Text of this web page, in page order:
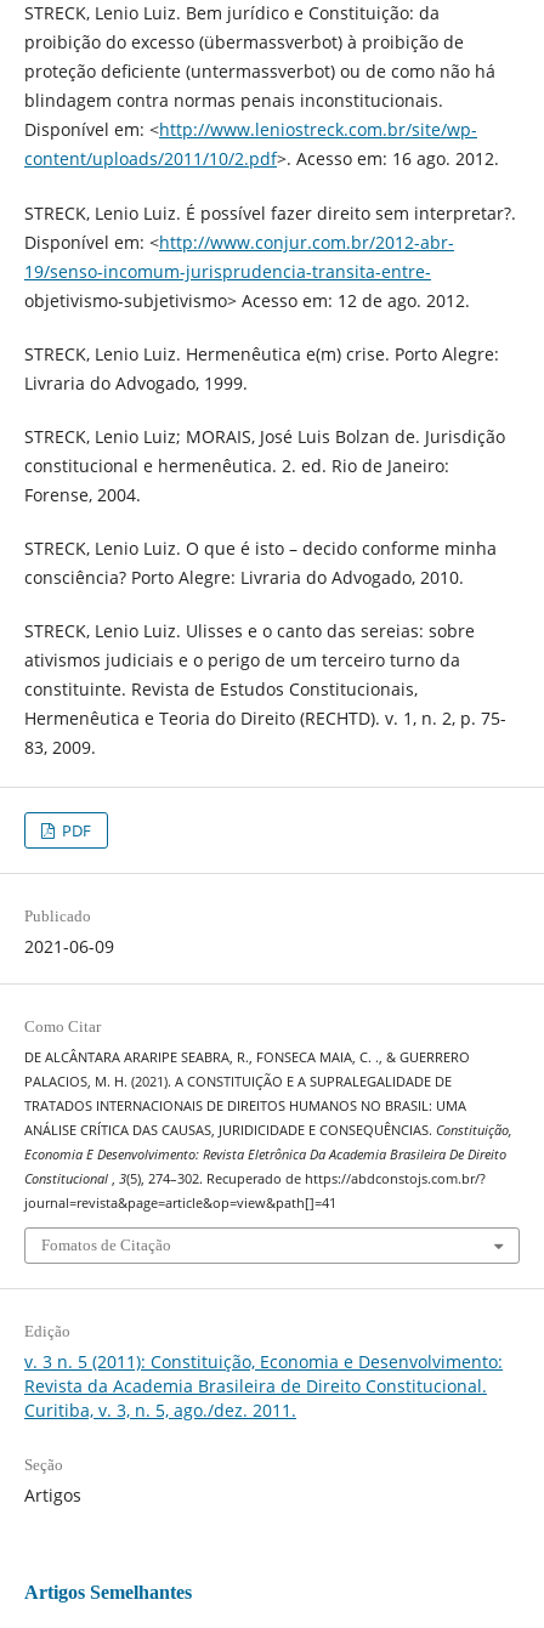
STRECK, Lenio Luiz. Bem jurídico e Constituição: da
proibição do excesso (übermassverbot) à proibição de
proteção deficiente (untermassverbot) ou de como não há
blindagem contra normas penais inconstitucionais.
Disponível em: <http://www.leniostreck.com.br/site/wp-
content/uploads/2011/10/2.pdf>. Acesso em: 16 ago. 2012.
STRECK, Lenio Luiz. É possível fazer direito sem interpretar?.
Disponível em: <http://www.conjur.com.br/2012-abr-
19/senso-incomum-jurisprudencia-transita-entre-
objetivismo-subjetivismo> Acesso em: 12 de ago. 2012.
STRECK, Lenio Luiz. Hermenêutica e(m) crise. Porto Alegre:
Livraria do Advogado, 1999.
STRECK, Lenio Luiz; MORAIS, José Luis Bolzan de. Jurisdição
constitucional e hermenêutica. 2. ed. Rio de Janeiro:
Forense, 2004.
STRECK, Lenio Luiz. O que é isto – decido conforme minha
consciência? Porto Alegre: Livraria do Advogado, 2010.
STRECK, Lenio Luiz. Ulisses e o canto das sereias: sobre
ativismos judiciais e o perigo de um terceiro turno da
constituinte. Revista de Estudos Constitucionais,
Hermenêutica e Teoria do Direito (RECHTD). v. 1, n. 2, p. 75-
83, 2009.
PDF
Publicado
2021-06-09
Como Citar
DE ALCÂNTARA ARARIPE SEABRA, R., FONSECA MAIA, C. ., & GUERRERO
PALACIOS, M. H. (2021). A CONSTITUIÇÃO E A SUPRALEGALIDADE DE
TRATADOS INTERNACIONAIS DE DIREITOS HUMANOS NO BRASIL: UMA
ANÁLISE CRÍTICA DAS CAUSAS, JURIDICIDADE E CONSEQUÊNCIAS. Constituição,
Economia E Desenvolvimento: Revista Eletrônica Da Academia Brasileira De Direito
Constitucional
3(5), 274–302. Recuperado de https://abdconstojs.com.br/?
journal=revista&page=article&op=view&path[]=41
Fomatos de Citação
Edição
v. 3 n. 5 (2011): Constituição, Economia e Desenvolvimento:
Revista da Academia Brasileira de Direito Constitucional.
Curitiba, v. 3, n. 5, ago./dez. 2011.
Seção
Artigos
Artigos Semelhantes